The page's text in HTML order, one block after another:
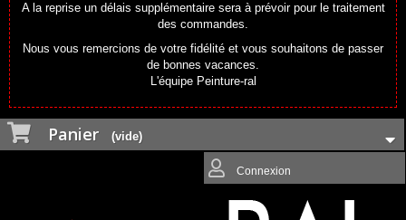
A la reprise un délais supplémentaire sera à prévoir pour le traitement
des commandes.
Nous vous remercions de votre fidélité et vous souhaitons de passer
de bonnes vacances.
L'équipe Peinture-ral
Panier (vide)
Connexion